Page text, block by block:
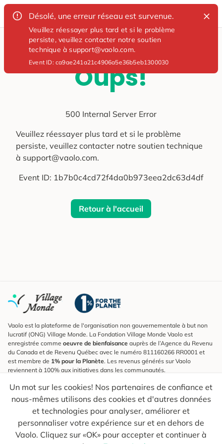
Désolé, une erreur réseau est survenue.
Veuillez réessayer plus tard et si le problème
persiste, veuillez contacter notre soutien
technique à support@vaolo.com.
Event ID:ca9ae241a21c4906a5e36b5eb1300030
Oups!
500 Internal Server Error
Veuillez réessayer plus tard et si le problème
persiste, veuillez contacter notre soutien technique
à support@vaolo.com.
Event ID: 1b7b0c4cd72f4da0b973eea2dc63d4df
Retour à l'accueil
Un mot sur les cookies! Nos partenaires de confiance et
nous-mêmes utilisons des cookies et d'autres données
et technologies pour analyser, améliorer et
personnaliser votre expérience sur et en dehors de
Vaolo. Cliquez sur «OK» pour accepter et continuer à
Vaolo est la plateforme de l'organisation non gouvernementale à but non
lucratif (ONG) Village Monde. La Fondation Village Monde Vaolo est
enregistrée comme oeuvre de bienfaisance auprès de l’Agence du Revenu
du Canada et de Revenu Québec avec le numéro 811160266 RR0001 et
est membre de 1% pour la Planète. Les revenus générés sur Vaolo
reviennent à 100% aux initiatives dans les communautés.
S'inscrire à l'infolettre
Pour connaître les nouveautés, suivre nos explorateurs et recevoir des
astuces pour des voyages plus conscients.
Ton courriel Envoyer